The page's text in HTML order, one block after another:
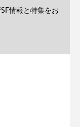
情報と特集をお